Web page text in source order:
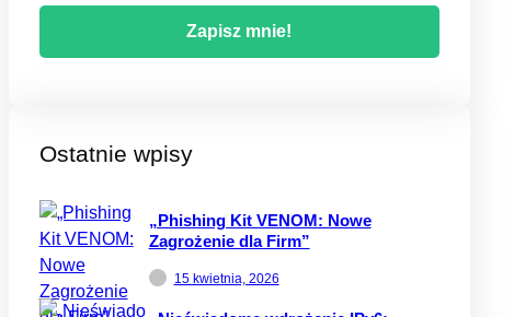
Ostatnie wpisy
„Phishing Kit VENOM: Nowe
Zagrożenie dla Firm”
15 kwietnia, 2026